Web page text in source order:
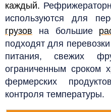
каждый.
используются для
грузов на большие
подходят для перевозки
питания, свежих
ограниченным сроком
фермерских
контроля температуры.